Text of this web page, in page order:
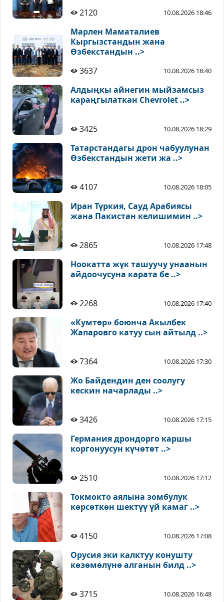
2120
10.08.2026 18:46
Марлен Маматалиев
Кыргызстандын жана
Өзбекстандын ..>
3637
10.08.2026 18:40
Алдыңкы айнегин мыйзамсыз
караңгылаткан Chevrolet ..>
3425 10.08.2026 18:29
Татарстандагы дрон чабуулунан
Өзбекстандын жети жа ..>
4107 10.08.2026 18:05
Иран Түркия, Сауд Арабиясы
жана Пакистан келишимин ..>
2865 10.08.2026 17:48
Ноокатта жүк ташуучу унаанын
айдоочусуна карата бе ..>
2268 10.08.2026 17:40
«Кумтөр» боюнча Акылбек
Жапаровго катуу сын айтылд ..>
7364 10.08.2026 17:30
Жо Байдендин ден соолугу
кескин начарлады ..>
3426 10.08.2026 17:15
Германия дрондорго каршы
коргонуусун күчөтөт ..>
2510 10.08.2026 17:12
Токмокто аялына зомбулук
көрсөткөн шектүү үй камаг ..>
4150 10.08.2026 17:08
Орусия эки калктуу конушту
көзөмөлүнө алганын билд ..>
3715 10.08.2026 16:48